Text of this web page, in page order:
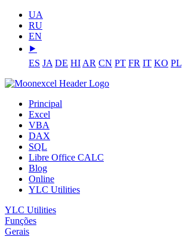
UA
RU
EN
⯈
ES JA DE HI AR CN PT FR IT KO PL
Principal
Excel
VBA
DAX
SQL
Libre Office CALC
Blog
Online
YLC Utilities
YLC Utilities
Funções
Gerais